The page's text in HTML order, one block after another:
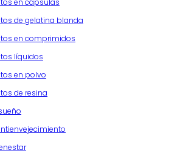
de gelatina blanda
en comprimidos
líquidos
en polvo
de resina